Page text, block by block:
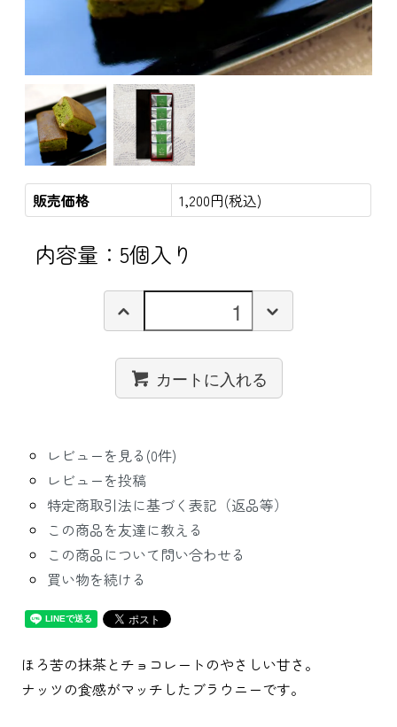
販売価格 1,200円(税込)
内容量：5個入り
カートに入れる
レビューを見る(0件)
レビューを投稿
特定商取引法に基づく表記（返品等）
この商品を友達に教える
この商品について問い合わせる
買い物を続ける
ほろ苦の抹茶とチョコレートのやさしい甘さ。
ナッツの食感がマッチしたブラウニーです。